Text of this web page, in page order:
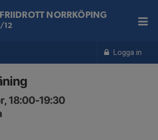
Logga in
NORRKÖPING
12
18:00-19:30